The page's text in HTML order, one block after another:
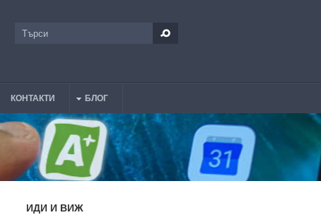
Търси
КОНТАКТИ БЛОГ
ИДИ И ВИЖ